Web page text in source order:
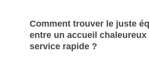
Comment trouver le juste
entre un accueil chaleureux
service rapide ?